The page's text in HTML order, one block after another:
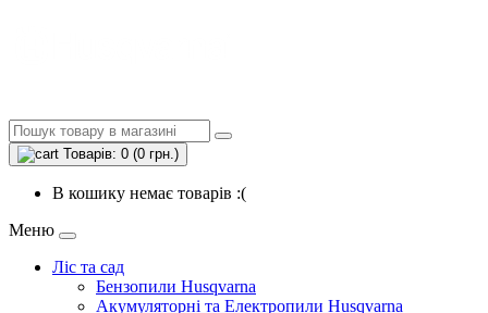
Товарів: 0 (0 грн.)
В кошику немає товарів :(
Меню
Ліс та сад
Бензопили Husqvarna
Акумуляторні та Електропили Husqvarna